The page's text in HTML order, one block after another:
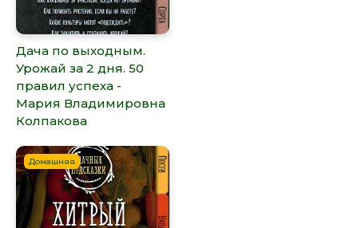
Дача по выходным.
Урожай за 2 дня. 50
правил успеха -
Мария Владимировна
Колпакова
Домашняя